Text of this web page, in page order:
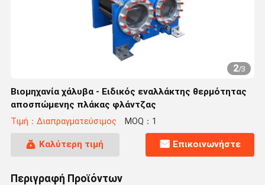
2/3
Βιομηχανία χάλυβα - Ειδικός εναλλάκτης θερμότητας
αποσπώμενης πλάκας φλάντζας
Τιμή：Διαπραγματεύσιμος MOQ：1
Καλύτερη τιμή Επικοινωνήστε
Περιγραφή Προϊόντων